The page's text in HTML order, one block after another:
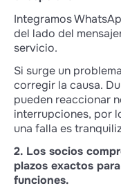
Integramos
del lado del
servicio.
Si surge un
corregir la causa.
pueden reaccionar
interrupciones, por
una falla es
2. Los socios
plazos exactos
funciones.